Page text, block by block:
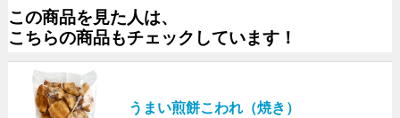
この商品を見た人は、
こちらの商品もチェックしています！
うまい煎餅こわれ（焼き）